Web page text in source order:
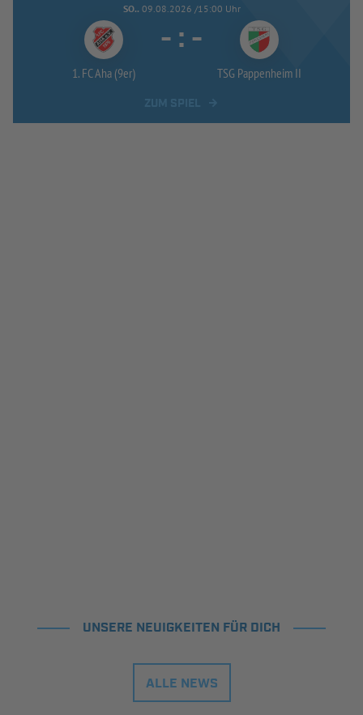
SO.. 09.08.2026 /15:00 Uhr
1. FC Aha (9er)
- : -
TSG Pappenheim II
UNSERE NEUIGKEITEN FÜR DICH
ALLE NEWS